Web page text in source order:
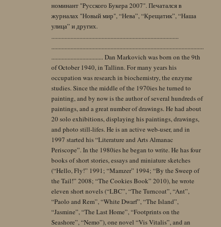
номинант "Русского Букера 2007". Печатался в
журналах "Новый мир", “Нева”, “Крещатик”, “Наша
улица” и других.
......................................................................................
.......................................................................................................
................................... Dan Markovich was born on the 9th
of October 1940, in Tallinn. For many years his
occupation was research in biochemistry, the enzyme
studies. Since the middle of the 1970ies he turned to
painting, and by now is the author of several hundreds of
paintings, and a great number of drawings. He had about
20 solo exhibitions, displaying his paintings, drawings,
and photo still-lifes. He is an active web-user, and in
1997 started his “Literature and Arts Almanac
Periscope”. In the 1980ies he began to write. He has four
books of short stories, essays and miniature sketches
(“Hello, Fly!” 1991; “Mamzer” 1994; “By the Sweep of
the Tail!” 2008; “The Cookies Book” 2010), he wrote
eleven short novels (“LBC”, “The Turncoat”, “Ant”,
“Paolo and Rem”, “White Dwarf”, “The Island”,
“Jasmine”, “The Last Home”, “Footprints on the
Seashore”, “Nemo”), one novel “Vis Vitalis”, and an